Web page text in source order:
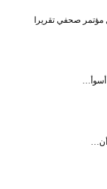
مؤتمر صحفي تقريرا
أسوأ…